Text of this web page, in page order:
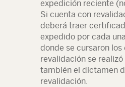
expedición reciente
Si cuenta con
deberá traer
expedido por cada
donde se cursaron
revalidación se
también el dictamen
revalidación.